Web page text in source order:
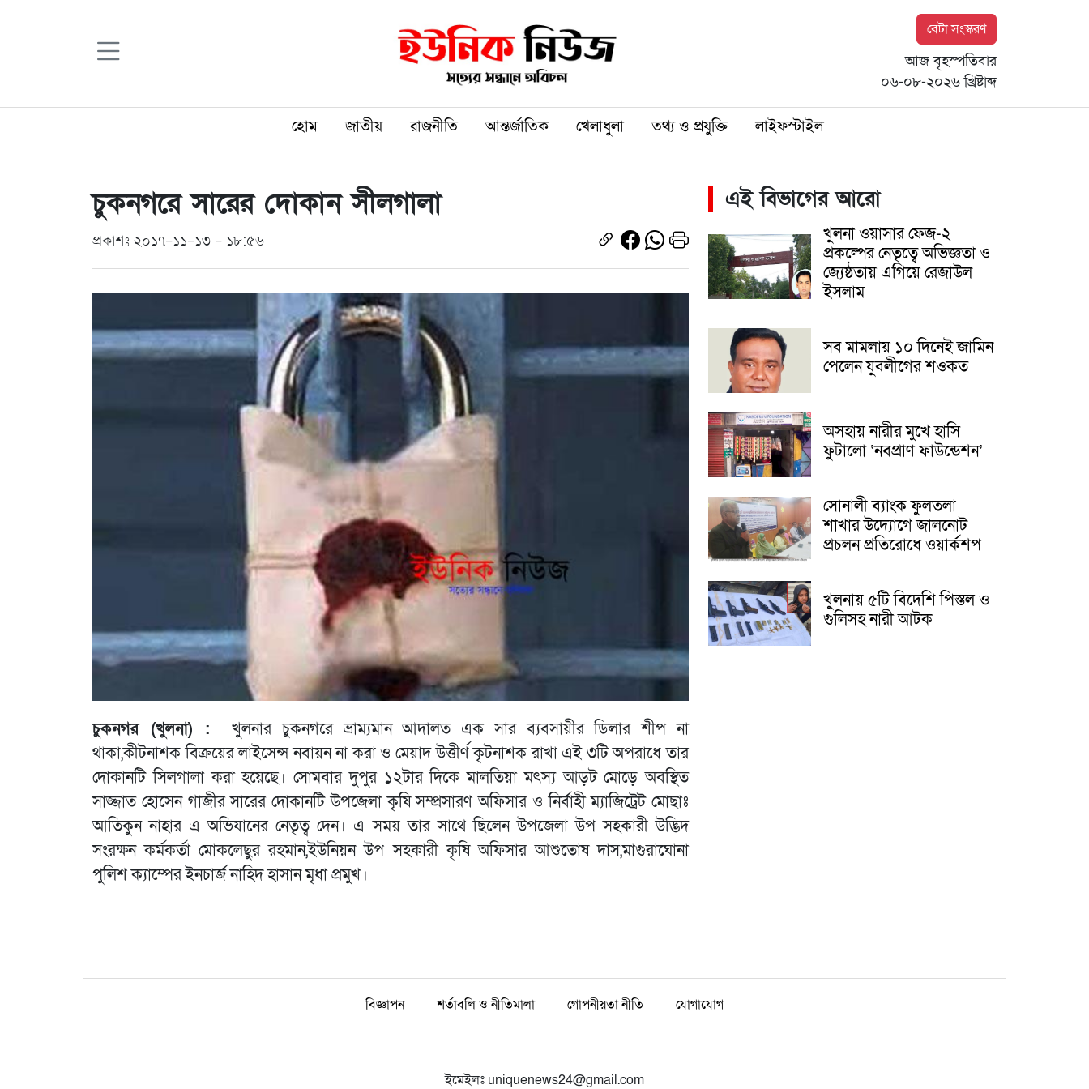
বেটা সংস্করণ
আজ বৃহস্পতিবার
০৬-০৮-২০২৬ খ্রিষ্টাব্দ
হোম জাতীয় রাজনীতি আন্তর্জাতিক খেলাধুলা তথ্য ও প্রযুক্তি লাইফস্টাইল
চুকনগরে সারের দোকান সীলগালা
প্রকাশঃ ২০১৭-১১-১৩ - ১৮:৫৬
চুকনগর (খুলনা) :
খুলনার চুকনগরে ভ্রাম্যমান আদালত এক সার ব্যবসায়ীর ডিলার শীপ না
থাকা,কীটনাশক বিক্রয়ের লাইসেন্স নবায়ন না করা ও মেয়াদ উত্তীর্ণ কৃটনাশক রাখা এই ৩টি অপরাধে তার
দোকানটি সিলগালা করা হয়েছে। সোমবার দুপুর ১২টার দিকে মালতিয়া মৎস্য আড়ট মোড়ে অবস্থিত
সাজ্জাত হোসেন গাজীর সারের দোকানটি উপজেলা কৃষি সম্প্রসারণ অফিসার ও নির্বাহী ম্যাজিট্রেট মোছাঃ
আতিকুন নাহার এ অভিযানের নেতৃত্ব দেন। এ সময় তার সাথে ছিলেন উপজেলা উপ সহকারী উদ্ভিদ
সংরক্ষন কর্মকর্তা মোকলেছুর রহমান,ইউনিয়ন উপ সহকারী কৃষি অফিসার আশুতোষ দাস,মাগুরাঘোনা
পুলিশ ক্যাম্পের ইনচার্জ নাহিদ হাসান মৃধা প্রমুখ।
এই বিভাগের আরো
খুলনা ওয়াসার ফেজ-২
প্রকল্পের নেতৃত্বে অভিজ্ঞতা ও
জ্যেষ্ঠতায় এগিয়ে রেজাউল
ইসলাম
সব মামলায় ১০ দিনেই জামিন
পেলেন যুবলীগের শওকত
অসহায় নারীর মুখে হাসি
ফুটালো ‘নবপ্রাণ ফাউন্ডেশন’
সোনালী ব্যাংক ফুলতলা
শাখার উদ্যোগে জালনোট
প্রচলন প্রতিরোধে ওয়ার্কশপ
খুলনায় ৫টি বিদেশি পিস্তল ও
গুলিসহ নারী আটক
বিজ্ঞাপন শর্তাবলি ও নীতিমালা গোপনীয়তা নীতি যোগাযোগ
ইমেইলঃ uniquenews24@gmail.com